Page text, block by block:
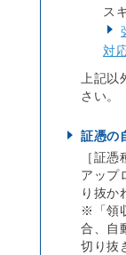
ス
対
上記
さい。
証憑の
［証
アップ
り抜か
※「領
合、自
切り抜